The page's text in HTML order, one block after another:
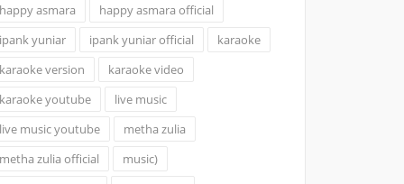
asmara
happy asmara official
yuniar
ipank yuniar official
karaoke
version
karaoke video
youtube
live music
music youtube
metha zulia
zulia official
music)